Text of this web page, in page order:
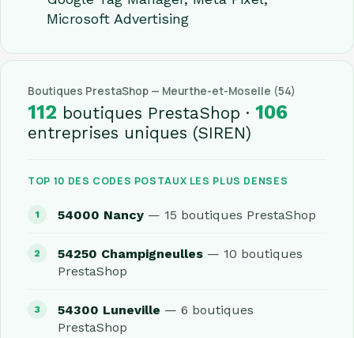
Microsoft Advertising
Boutiques PrestaShop — Meurthe-et-Moselle (54)
112 boutiques PrestaShop ·106
entreprises uniques (SIREN)
TOP 10 DES CODES POSTAUX LES PLUS DENSES
54000 Nancy — 15 boutiques PrestaShop
54250 Champigneulles — 10 boutiques
PrestaShop
54300 Luneville — 6 boutiques
PrestaShop